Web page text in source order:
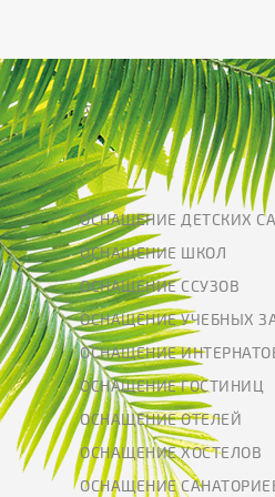
ОСНАЩЕНИЕ ДЕТСКИХ
ОСНАЩЕНИЕ ШКОЛ
ОСНАЩЕНИЕ ССУЗОВ
ОСНАЩЕНИЕ УЧЕБНЫХ
ОСНАЩЕНИЕ
ОСНАЩЕНИЕ ГОСТИНИЦ
ОСНАЩЕНИЕ ОТЕЛЕЙ
ОСНАЩЕНИЕ ХОСТЕЛОВ
ОСНАЩЕНИЕ